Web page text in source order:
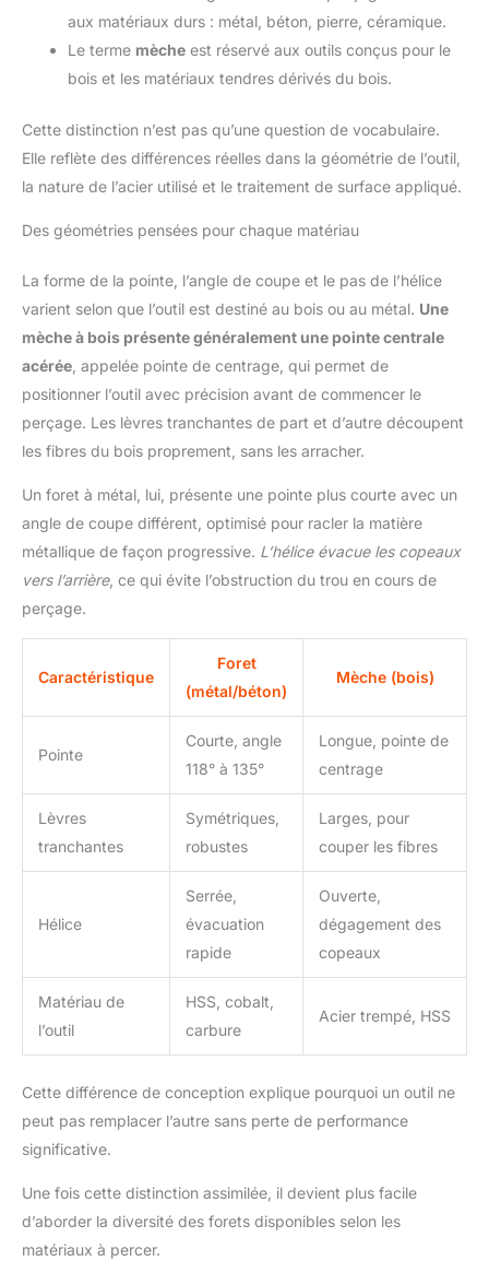
aux matériaux durs : métal, béton, pierre, céramique.
Le terme mèche est réservé aux outils conçus pour le
bois et les matériaux tendres dérivés du bois.
Cette distinction n’est pas qu’une question de vocabulaire.
Elle reflète des différences réelles dans la géométrie de l’outil,
la nature de l’acier utilisé et le traitement de surface appliqué.
Des géométries pensées pour chaque matériau
La forme de la pointe, l’angle de coupe et le pas de l’hélice
varient selon que l’outil est destiné au bois ou au métal. Une
mèche à bois présente généralement une pointe centrale
acérée , appelée pointe de centrage, qui permet de
positionner l’outil avec précision avant de commencer le
perçage. Les lèvres tranchantes de part et d’autre découpent
les fibres du bois proprement, sans les arracher.
Un foret à métal, lui, présente une pointe plus courte avec un
angle de coupe différent, optimisé pour racler la matière
métallique de façon progressive. L’hélice évacue les copeaux
vers l’arrière, ce qui évite l’obstruction du trou en cours de
perçage.
Caractéristique
Foret
(métal/béton)
Mèche (bois)
Pointe
Courte, angle
118° à 135°
Longue, pointe de
centrage
Lèvres
tranchantes
Symétriques,
robustes
Larges, pour
couper les fibres
Hélice
Serrée,
évacuation
rapide
Ouverte,
dégagement des
copeaux
Matériau de
l’outil
HSS, cobalt,
carbure
Acier trempé, HSS
Cette différence de conception explique pourquoi un outil ne
peut pas remplacer l’autre sans perte de performance
significative.
Une fois cette distinction assimilée, il devient plus facile
d’aborder la diversité des forets disponibles selon les
matériaux à percer.